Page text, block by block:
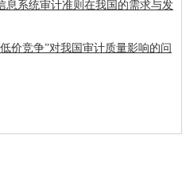
息系统审计准则在我国的需求与发
价竞争”对我国审计质量影响的问